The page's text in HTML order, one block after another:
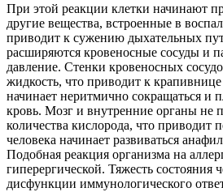
При этой реакции клетки начинают
другие вещества, встроенные в
приводит к сужению дыхательных
расширяются кровеносные сосуды и
давление. Стенки кровеносных
жидкость, что приводит к
начинает неритмично сокращаться и
кровь. Мозг и внутренние органы не
количества кислорода, что приводит
человека начинает развиваться
Подобная реакция организма на
гиперергической. Тяжесть состояния
дисфункции иммунологического